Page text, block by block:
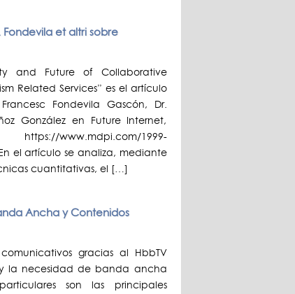
et altri sobre
and Future of Collaborative
Related Services” es el artículo
Fondevila Gascón, Dr.
González en Future Internet,
https://www.mdpi.com/1999-
el artículo se analiza, mediante
cuantitativas, el […]
Ancha y Contenidos
gracias al HbbTV
la necesidad de banda ancha
son las principales